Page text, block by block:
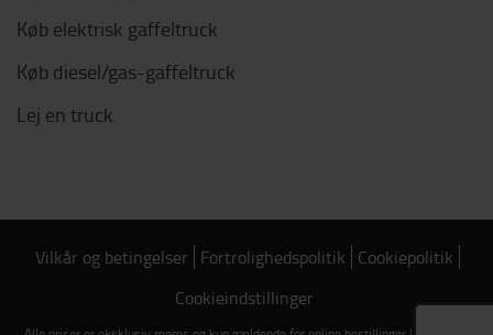
Køb elektrisk gaffeltruck
Køb diesel/gas-gaffeltruck
Lej en truck
Vilkår og betingelser Fortrolighedspolitik Cookiepolitik
Cookieindstillinger